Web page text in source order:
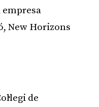
empresa
New Horizons
de